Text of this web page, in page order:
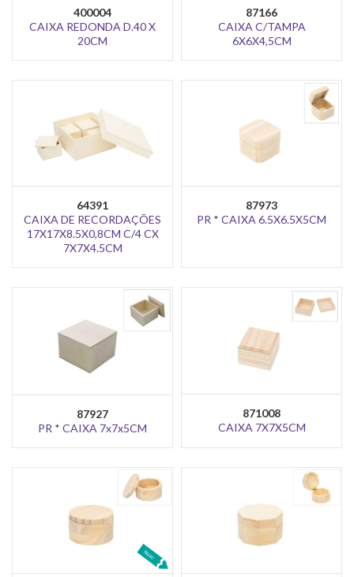
400004
CAIXA REDONDA D.40 X
20CM
87166
CAIXA C/TAMPA
6X6X4,5CM
64391
CAIXA DE RECORDAÇÕES
17X17X8.5X0,8CM C/4 CX
7X7X4.5CM
87973
PR * CAIXA 6.5X6.5X5CM
87927
PR * CAIXA 7x7x5CM
871008
CAIXA 7X7X5CM